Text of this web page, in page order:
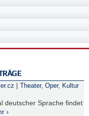
| Theater, Oper, Kultur
deutscher Sprache findet
›